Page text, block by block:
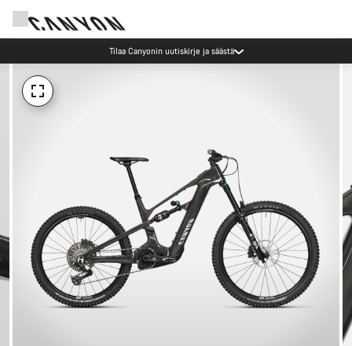
Tilaa Canyonin uutiskirje ja säästä